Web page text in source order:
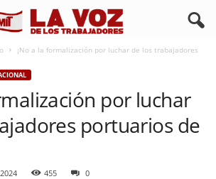
¡No a la formalización por luchar de los trabajadores
por luchar
portuarios de
455 0